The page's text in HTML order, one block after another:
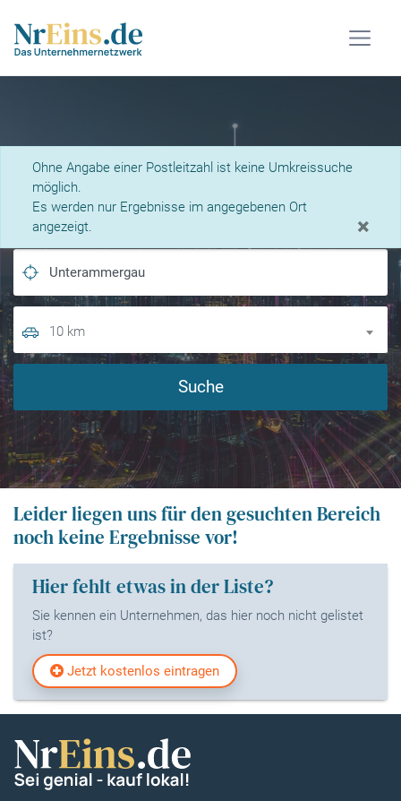
Ohne Angabe einer Postleitzahl ist keine Umkreissuche
möglich.
Es werden nur Ergebnisse im angegebenen Ort
angezeigt.
×
Was suchen Sie?
10 km
Suche
Leider liegen uns für den gesuchten Bereich
noch keine Ergebnisse vor!
Hier fehlt etwas in der Liste?
Sie kennen ein Unternehmen, das hier noch nicht gelistet
ist?
Jetzt kostenlos eintragen